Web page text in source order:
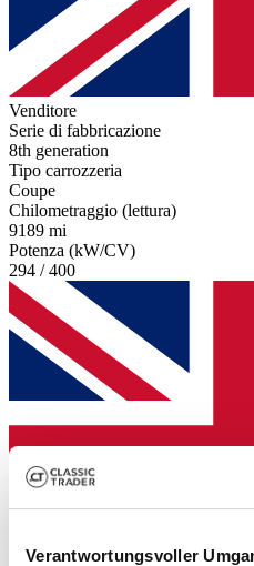
Verantwortungsvoller
Venditore
Serie di fabbricazione
8th generation
Tipo carrozzeria
Coupe
Chilometraggio (lettura)
9189 mi
Potenza (kW/CV)
294 / 400